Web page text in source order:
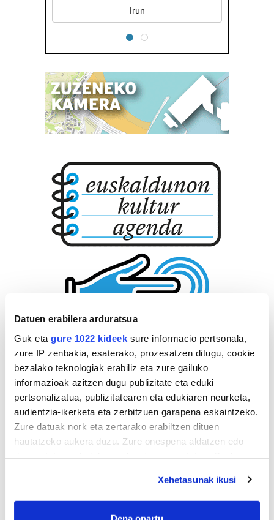
Datuen erabilera arduratsua
Guk eta gure 1022 kideek sure informacio pertsonala,
zure IP zenbakia, esaterako, prozesatzen ditugu, cookie
bezalako teknologiak erabiliz eta zure gailuko
informazioak azitzen dugu publizitate eta eduki
pertsonalizatua, publizitatearen eta edukiaren neurketa,
audientzia-ikerketa eta zerbitzuen garapena eskaintzeko.
Zure datuak nork eta zertarako erabiltzen dituen
hautatzeko aukera duzu. Zure onespena aldatzen edo
If you allow, we would also like to:
Collect information about your geographical
Xehetasunak ikusi